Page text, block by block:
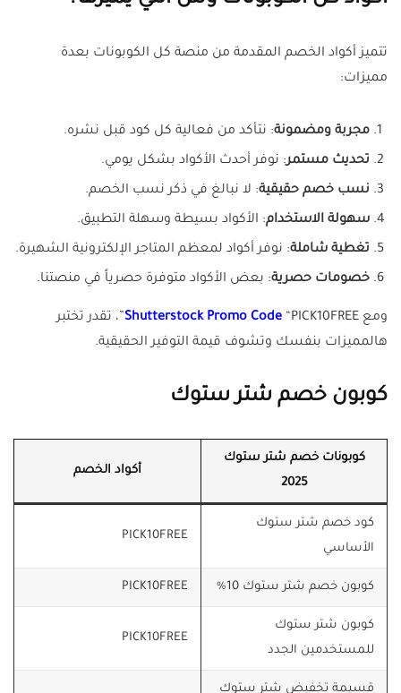
تتميز أكواد الخصم المقدمة من منصة كل الكوبونات بعدة
مميزات:
مجربة ومضمونة: نتأكد من فعالية كل كود قبل نشره.
تحديث مستمر: نوفر أحدث الأكواد بشكل يومي.
نسب خصم حقيقية: لا نبالغ في ذكر نسب الخصم.
سهولة الاستخدام: الأكواد بسيطة وسهلة التطبيق.
تغطية شاملة: نوفر أكواد لمعظم المتاجر الإلكترونية الشهيرة.
خصومات حصرية: بعض الأكواد متوفرة حصرياً في منصتنا.
ومع Shutterstock Promo Code“PICK10FREE”، تقدر تختبر
هالمميزات بنفسك وتشوف قيمة التوفير الحقيقية.
كوبون خصم شتر ستوك
كوبونات خصم شتر ستوك
2025
أكواد الخصم
كود خصم شتر ستوك
الأساسي
PICK10FREE
كوبون خصم شتر ستوك 10% PICK10FREE
كوبون شتر ستوك
للمستخدمين الجدد
PICK10FREE
قسيمة تخفيض شتر ستوك